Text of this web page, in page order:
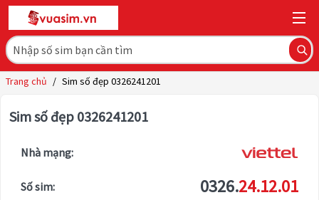
Trang chủ / Sim số đẹp 0326241201
Sim số đẹp 0326241201
Nhà mạng:
Số sim: 0326.24.12.01